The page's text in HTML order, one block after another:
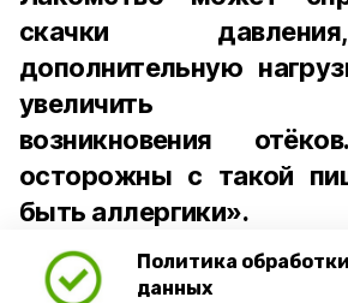
Политика
данных
скачки
дополнительную
увеличить
возникновения
осторожны с такой
быть аллергики».
Для взрослого человека